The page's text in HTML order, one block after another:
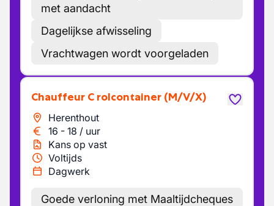
met aandacht
Dagelijkse afwisseling
Vrachtwagen wordt voorgeladen
Chauffeur C rolcontainer (M/V/X)
Herenthout
16 - 18 / uur
Kans op vast
Voltijds
Dagwerk
Goede verloning met Maaltijdcheques